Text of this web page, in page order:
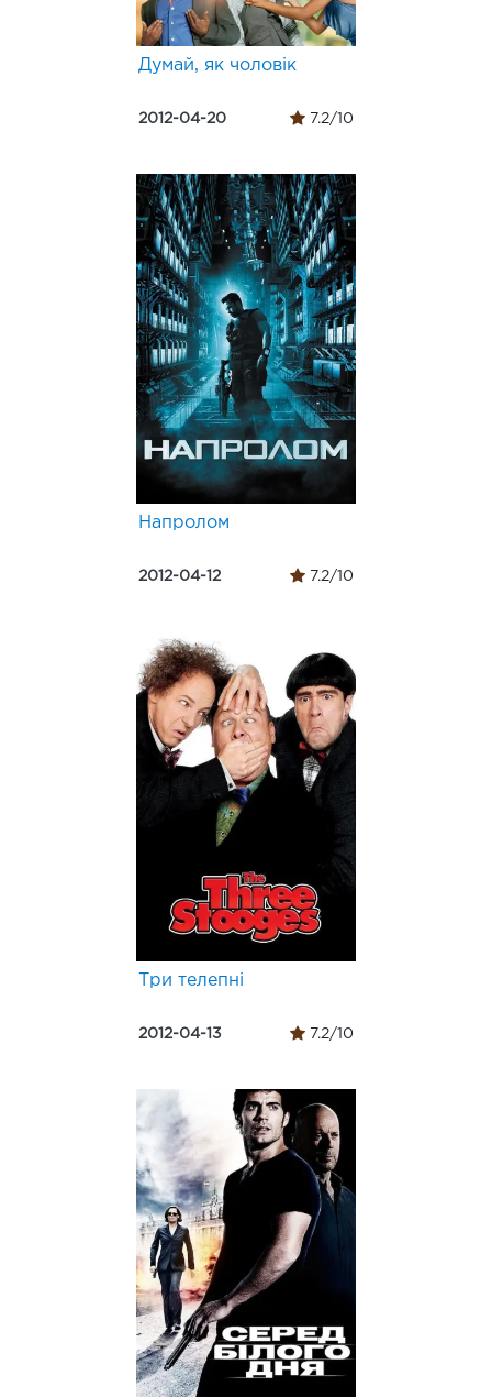
Думай, як чоловік
2012-04-20 7.2/10
Напролом
2012-04-12 7.2/10
Три телепні
2012-04-13 7.2/10